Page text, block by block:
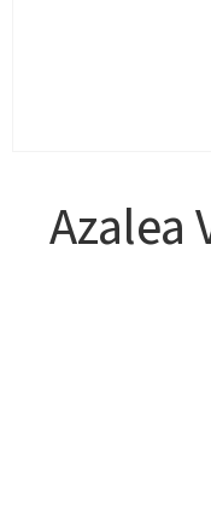
Azalea